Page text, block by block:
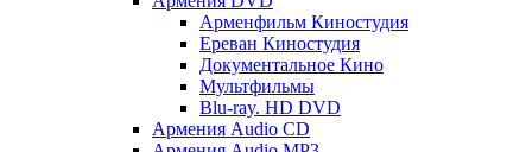
Арменфильм Киностудия
Ереван Киностудия
Документальное Кино
Мультфильмы
Blu-ray. HD DVD
Армения Audio CD